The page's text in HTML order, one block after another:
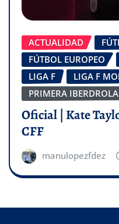
ACTUALIDAD
FÚTBOL EUROPEO
LIGA F
LIGA F
PRIMERA IBERDROLA
Oficial | Kate
CFF
manulopezfdez